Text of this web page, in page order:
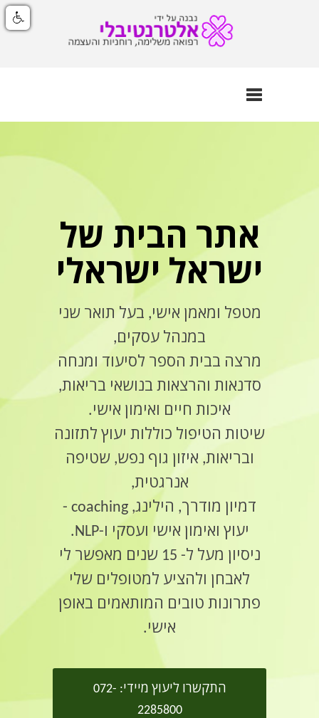
סגור
אתר הבית של
ישראל ישראלי
מטפל ומאמן אישי, בעל תואר שני
במנהל עסקים,
מרצה בבית הספר לסיעוד ומנחה
סדנאות והרצאות בנושאי בריאות,
איכות חיים ואימון אישי.
שיטות הטיפול כוללות יעוץ לתזונה
ובריאות, איזון גוף נפש, שטיפה
אנרגטית,
דמיון מודרך, הילינג, coaching -
יעוץ ואימון אישי ועסקי ו-NLP.
ניסיון מעל ל- 15 שנים מאפשר לי
לאבחן ולהציע למטופלים שלי
פתרונות טובים המותאמים באופן
אישי.
התקשרו ליעוץ מיידי: 072-
2285800